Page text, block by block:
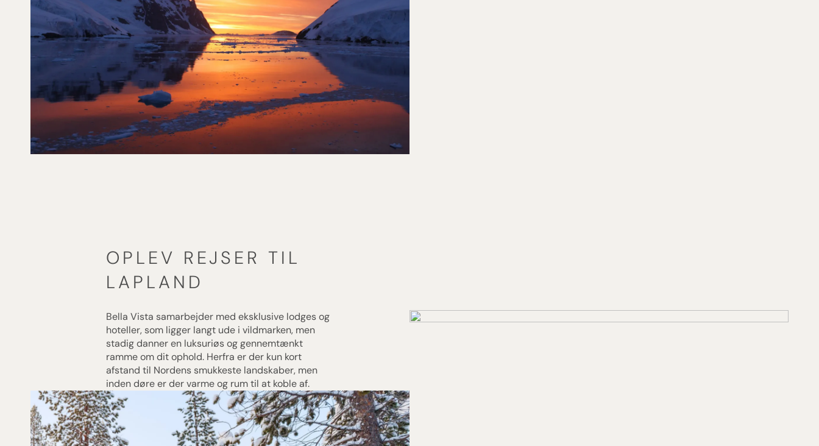
OPLEV REJSER TIL
LAPLAND
Bella Vista samarbejder med eksklusive lodges og
hoteller, som ligger langt ude i vildmarken, men
stadig danner en luksuriøs og gennemtænkt
ramme om dit ophold. Herfra er der kun kort
afstand til Nordens smukkeste landskaber, men
inden døre er der varme og rum til at koble af.